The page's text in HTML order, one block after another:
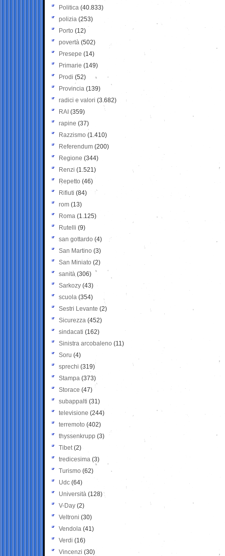
Politica (40.833)
polizia (253)
Porto (12)
povertà (502)
Presepe (14)
Primarie (149)
Prodi (52)
Provincia (139)
radici e valori (3.682)
RAI (359)
rapine (37)
Razzismo (1.410)
Referendum (200)
Regione (344)
Renzi (1.521)
Repetto (46)
Rifiuti (84)
rom (13)
Roma (1.125)
Rutelli (9)
san gottardo (4)
San Martino (3)
San Miniato (2)
sanità (306)
Sarkozy (43)
scuola (354)
Sestri Levante (2)
Sicurezza (452)
sindacati (162)
Sinistra arcobaleno (11)
Soru (4)
sprechi (319)
Stampa (373)
Storace (47)
subappalti (31)
televisione(244)
terremoto (402)
thyssenkrupp (3)
Tibet(2)
tredicesima (3)
Turismo (62)
Udc (64)
Università (128)
V-Day (2)
Veltroni (30)
Vendola (41)
Verdi (16)
Vincenzi (30)